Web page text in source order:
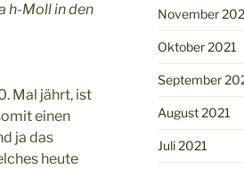
h-Moll in den
Mal jährt, ist
einen
ja das
heute
November
Oktober 2021
September
August 2021
Juli 2021